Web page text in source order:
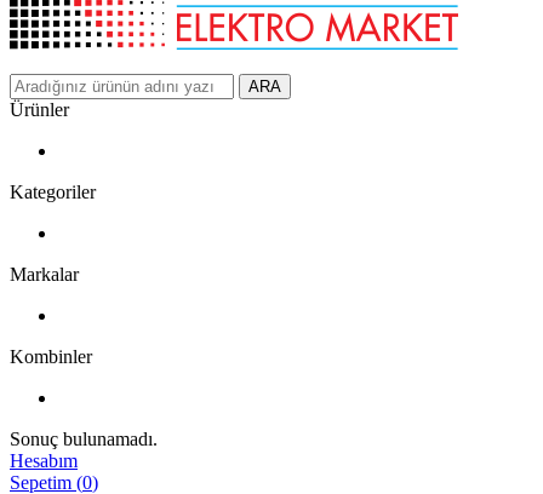
ARA
Ürünler
Kategoriler
Markalar
Kombinler
Sonuç bulunamadı.
Hesabım
Sepetim (0)